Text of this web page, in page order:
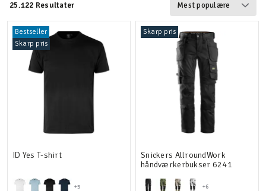
Funktionalitet
Detaljer Velegnet til
25.122 Resultater
Bestseller
Skarp pris
+5
ID Yes T-shirt
Skarp pris
+6
Snickers AllroundWork
håndværkerbukser 6241